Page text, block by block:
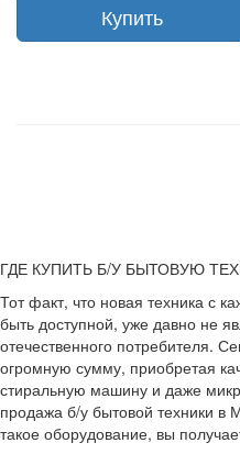
ГДЕ КУПИТЬ Б/У БЫТОВУЮ
Тот факт, что новая техника с
быть доступной, уже давно не
отечественного потребителя.
огромную сумму, приобретая
стиральную машину и даже
продажа б/у бытовой техники в
такое оборудование, вы